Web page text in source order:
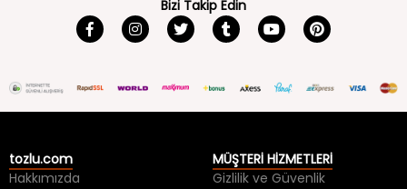
Bizi Takip Edin
tozlu.com
Hakkımızda
MÜŞTERİ HİZMETLERİ
Gizlilik ve Güvenlik